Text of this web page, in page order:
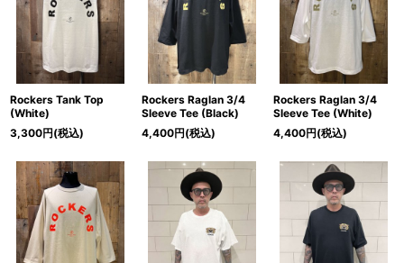
Rockers Tank Top
(White)
3,300円(税込)
Rockers Raglan 3/4
Sleeve Tee (Black)
4,400円(税込)
Rockers Raglan 3/4
Sleeve Tee (White)
4,400円(税込)